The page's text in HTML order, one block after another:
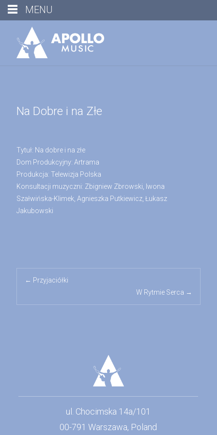
Na Dobre i na Złe
Tytuł: Na dobre i na złe
Dom Produkcyjny: Artrama
Produkcja: Telewizja Polska
Konsultacji muzyczni: Zbigniew Zbrowski, Iwona
Szałwińska-Klimek, Agnieszka Putkiewicz, Łukasz
Jakubowski
← Przyjaciółki
W Rytmie Serca →
ul. Chocimska 14a/101
00-791 Warszawa, Poland
MENU